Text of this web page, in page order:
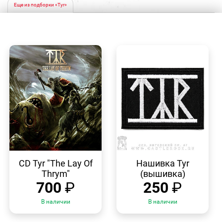
Еще из подборки «Tyr»
ПРОСМОТР
CD Tyr "The Lay Of
Thrym"
700 ₽
В наличии
ПРОСМОТР
Нашивка Tyr
(вышивка)
250 ₽
В наличии